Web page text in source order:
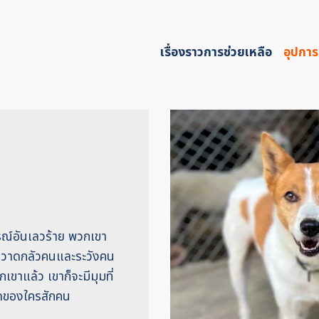
เรื่องราวการช่วยเหลือ อุปกา
อันเลวร้าย พวกเขา
าดกลัวคนและระวังคน
ขาแล้ว เขาก็จะมีมุมที่
องใครสักคน